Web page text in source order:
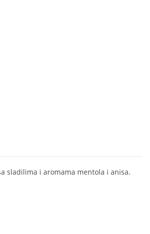
sladilima i aromama mentola i anisa.